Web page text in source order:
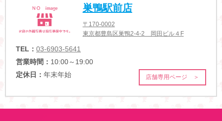
巣鴨駅前店
〒170-0002
東京都豊島区巣鴨2-4-2 岡田ビル４F
TEL： 03-6903-5641
営業時間： 10:00～19:00
定休日： 年末年始 店舗専用ページ ＞